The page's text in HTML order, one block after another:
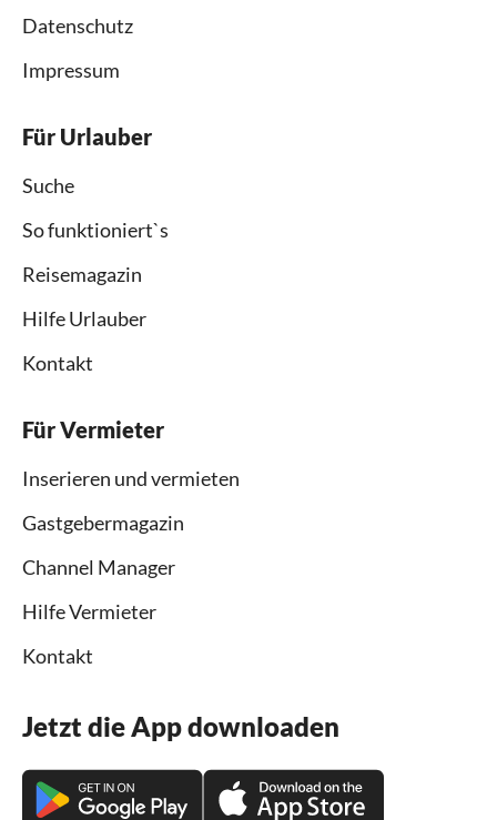
Datenschutz
Impressum
Für Urlauber
Suche
So funktioniert`s
Reisemagazin
Hilfe Urlauber
Kontakt
Für Vermieter
Inserieren und vermieten
Gastgebermagazin
Channel Manager
Hilfe Vermieter
Kontakt
Jetzt die App downloaden